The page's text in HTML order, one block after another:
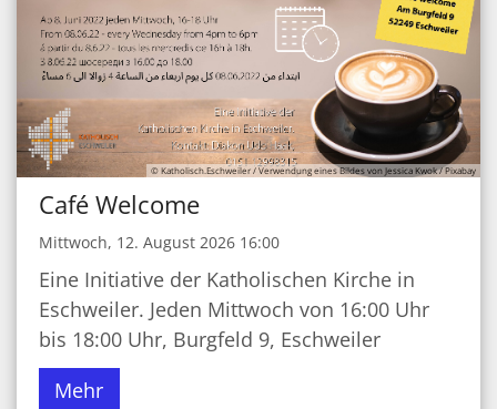
© Katholisch.Eschweiler / Verwendung eines Bildes von Jessica Kwok / Pixabay
Café Welcome
Mittwoch, 12. August 2026 16:00
Eine Initiative der Katholischen Kirche in
Eschweiler. Jeden Mittwoch von 16:00 Uhr
bis 18:00 Uhr, Burgfeld 9, Eschweiler
Mehr